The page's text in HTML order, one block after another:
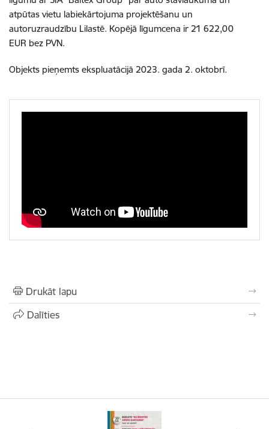
atpūtas vietu labiekārtojuma projektēšanu un
autoruzraudzību Lilastē. Kopējā līgumcena ir 21 622,00
EUR bez PVN.
Objekts pieņemts ekspluatācijā 2023. gada 2. oktobrī.
Drukāt lapu
Dalīties